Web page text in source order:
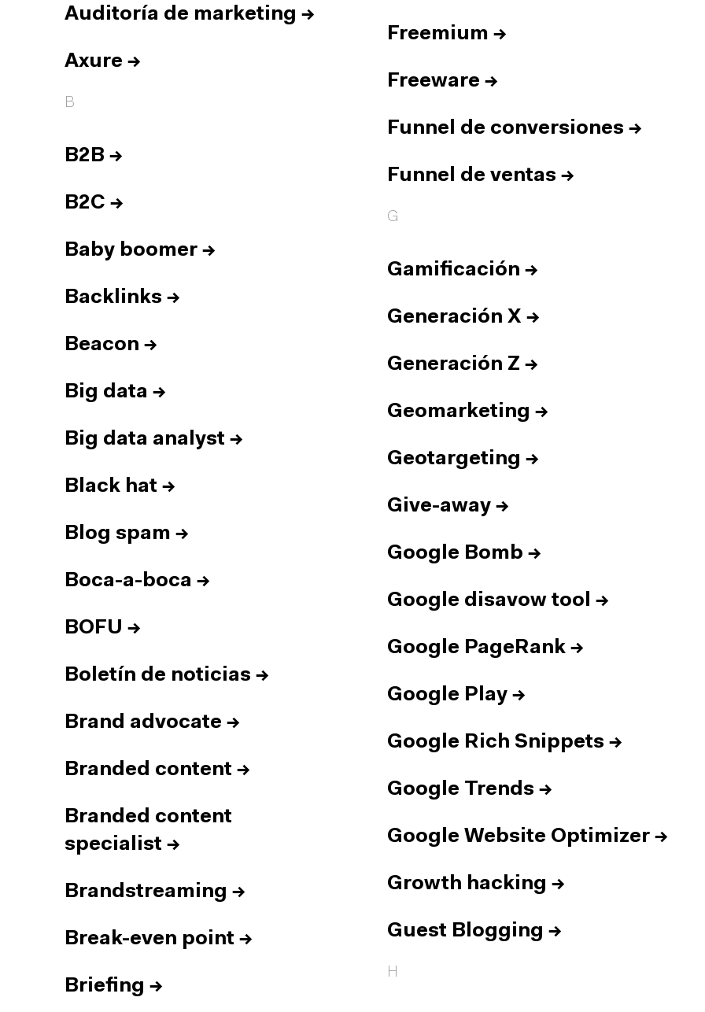
Auditoría de marketing →
Axure →
B
B2B →
B2C →
Baby boomer →
Backlinks →
Beacon →
Big data →
Big data analyst →
Black hat →
Blog spam →
Boca-a-boca →
BOFU →
Boletín de noticias →
Brand advocate →
Branded content →
Branded content
specialist →
Brandstreaming →
Break-even point →
Briefing →
Freemium →
Freeware →
Funnel de conversiones →
Funnel de ventas →
G
Gamificación →
Generación X →
Generación Z →
Geomarketing →
Geotargeting →
Give-away →
Google Bomb →
Google disavow tool →
Google PageRank →
Google Play →
Google Rich Snippets →
Google Trends →
Google Website Optimizer →
Growth hacking →
Guest Blogging →
H